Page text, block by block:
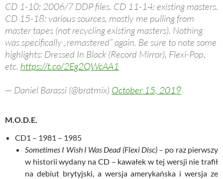
CD 1-10: 2006/7 DDP files. CD 11-14: existing masters.
CD 15-18: various sources, mostly me pulling from
master tapes (not recycling existing masters). Nothing
was specifically „remastered” again. Be sure to note some
highlights: Dressed In Black (Record Mirror), Flexi-Pop,
etc. https://t.co/2Eg2QWcAA1
— Daniel Barassi (@bratmix) October 15, 2019
M.O.D.E.
CD1 – 1981 – 1985
Sometimes I Wish I Was Dead (Flexi Disc)– po raz pierwszy
w historii wydany na CD – kawałek w tej wersji nie trafił
na debiut brytyjski, a wersja amerykańska i wersja ze